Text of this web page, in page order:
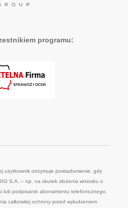
programu:
użytkownik otrzymuje powiadomienie, gdy
S.A. – np. na skutek złożenia wniosku o
lub podpisanie abonamentu telefonicznego.
całkowitej ochrony przed wyłudzeniem